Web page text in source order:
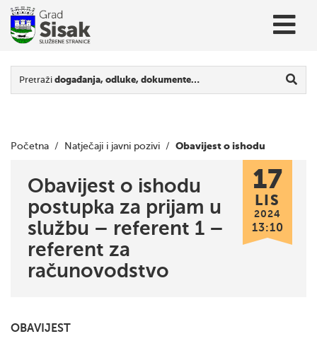
Pretraži događanja, odluke, dokumente…
Početna / Natječaji i javni pozivi / Obavijest o ishodu
postupka za prijam u službu – referent 1 – referent za
računovodstvo
Obavijest o ishodu
postupka za prijam u
službu – referent 1 –
referent za
računovodstvo
17
LIS
2024
13:10
OBAVIJEST